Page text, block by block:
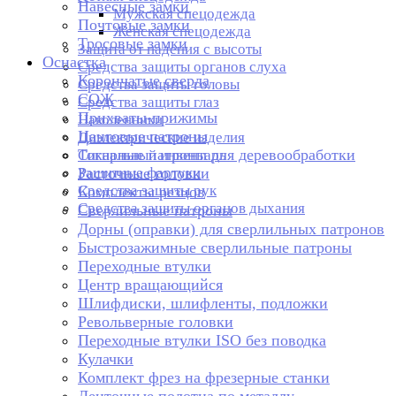
Мужская спецодежда
Женская спецодежда
Защита от падения с высоты
Средства защиты органов слуха
Средства защиты головы
Средства защиты глаз
Наколенники
Диэлектрические изделия
Сигнальный инвентарь
Защитные фартуки
Средства защиты рук
Средства защиты органов дыхания
Навесные замки
Почтовые замки
Тросовые замки
Оснастка
Корончатые сверла
СОЖ
Прихваты-прижимы
Цанговые патроны
Токарные патроны для деревообработки
Расточные головки
Комплекты резцов
Сверлильные патроны
Дорны (оправки) для сверлильных патронов
Быстрозажимные сверлильные патроны
Переходные втулки
Центр вращающийся
Шлифдиски, шлифленты, подложки
Револьверные головки
Переходные втулки ISO без поводка
Кулачки
Комплект фрез на фрезерные станки